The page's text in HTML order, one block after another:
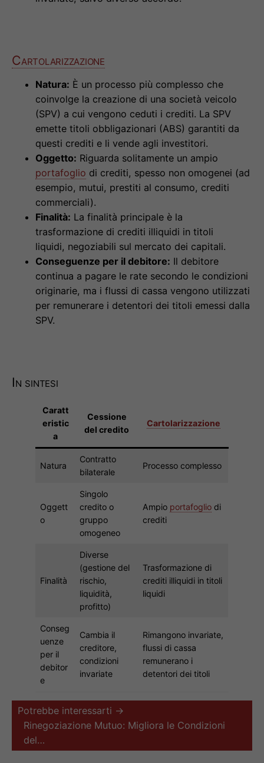
Cartolarizzazione
Natura: È un processo più complesso che
coinvolge la creazione di una società veicolo
(SPV) a cui vengono ceduti i crediti. La SPV
emette titoli obbligazionari (ABS) garantiti da
questi crediti e li vende agli investitori.
Oggetto: Riguarda solitamente un ampio
portafoglio di crediti, spesso non omogenei (ad
esempio, mutui, prestiti al consumo, crediti
commerciali).
Finalità: La finalità principale è la
trasformazione di crediti illiquidi in titoli
liquidi, negoziabili sul mercato dei capitali.
Conseguenze per il debitore: Il debitore
continua a pagare le rate secondo le condizioni
originarie, ma i flussi di cassa vengono utilizzati
per remunerare i detentori dei titoli emessi dalla
SPV.
In sintesi
Caratt
eristic
a
Cessione
del credito
Cartolarizzazione
Natura
Contratto
bilaterale
Processo complesso
Oggett
o
Singolo
credito o
gruppo
omogeneo
Ampio portafoglio di
crediti
Finalità
Diverse
(gestione del
rischio,
liquidità,
profitto)
Trasformazione di
crediti illiquidi in titoli
liquidi
Conseg
uenze
per il
debitor
e
Cambia il
creditore,
condizioni
invariate
Rimangono invariate,
flussi di cassa
remunerano i
detentori dei titoli
Potrebbe interessarti →
Rinegoziazione Mutuo: Migliora le Condizioni
del…